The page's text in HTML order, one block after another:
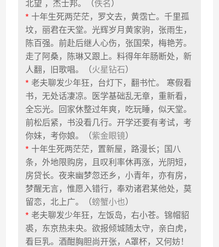
北望 ，杰士邦。（佚名）
* 十年生死两茫茫，罗文去，黄霑亡。千里孤
坟，丽君在天堂。光辉岁月黄家驹，张雨生，
陈百强。前赴后继人心伤，张国荣，梅艳芳。
走了阿桑，陈琳又跟上。料得年年肠断处，新
人翻，旧歌唱。（火星钻石）
* 老夫聊发少年狂，台灯下，翻书忙。 寒假看
书，无处话凄凉。医学基础乱无章，重新看，
全忘光。回家休整过年爽，吃玩睡，似天堂。
前松后紧，书没看几行。开学还要有考试，考
你妹，考你娘。（紫金眼镜）
* 十年生死两茫茫，置新屋，路漫长；国八
条，外地限购房，且叹利率休再涨，光阴短，
房贷长。夜来幽梦忽还乡，小青年，亦有房，
梦醒无言，惟愿入错行，奉劝诸君某他处，莫
留恋，北上广。（螃蟹小也）
* 老夫聊发少年狂，左饭岛，右小苍。锦帽貂
裘，东京热未央。欲报倾城随太守，亲白虎，
看巨乳。酒酣胸胆尚开张，A罩杯，又何妨！